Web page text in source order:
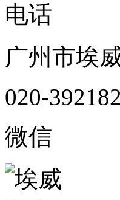
电话
广州市埃
020-
微信